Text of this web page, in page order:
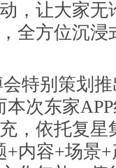
，让大家无
全方位沉浸
特别策划推
次东家
，依托复星
内容+场景